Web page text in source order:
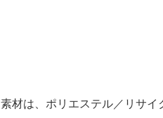
素材は、ポリエステル／リサイ